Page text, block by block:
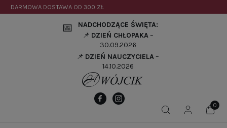
DARMOWA DOSTAWA OD 300 ZŁ
📅
NADCHODZĄCE ŚWIĘTA:
📌 DZIEŃ CHŁOPAKA–
30.09.2026
📌 DZIEŃ NAUCZYCIELA–
14.10.2026